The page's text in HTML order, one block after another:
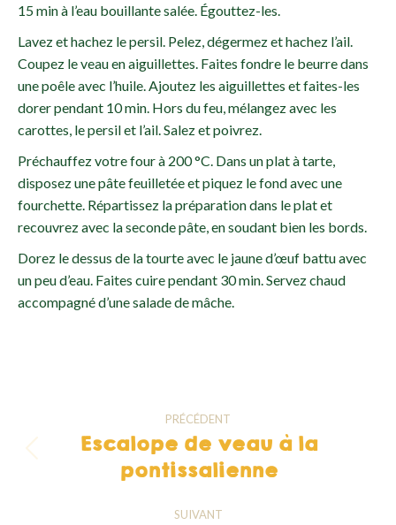
15 min à l’eau bouillante salée. Égouttez-les.
Lavez et hachez le persil. Pelez, dégermez et hachez l’ail.
Coupez le veau en aiguillettes. Faites fondre le beurre dans
une poêle avec l’huile. Ajoutez les aiguillettes et faites-les
dorer pendant 10 min. Hors du feu, mélangez avec les
carottes, le persil et l’ail. Salez et poivrez.
Préchauffez votre four à 200 °C. Dans un plat à tarte,
disposez une pâte feuilletée et piquez le fond avec une
fourchette. Répartissez la préparation dans le plat et
recouvrez avec la seconde pâte, en soudant bien les bords.
Dorez le dessus de la tourte avec le jaune d’œuf battu avec
un peu d’eau. Faites cuire pendant 30 min. Servez chaud
accompagné d’une salade de mâche.
Navigation
article
PRÉCÉDENT
Article
précédent
Escalope de veau à la
pontissalienne
SUIVANT